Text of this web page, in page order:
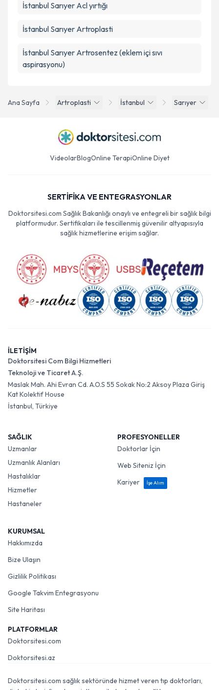
Ana Sayfa Artroplasti İstanbul Sarıyer
İstanbul Sarıyer Acl yırtığı
İstanbul Sarıyer Artroplasti
İstanbul Sarıyer Artrosentez (eklem içi sıvı
aspirasyonu)
VideolarBlogOnline TerapiOnline Diyet
SERTİFİKA VE ENTEGRASYONLAR
Doktorsitesi.com Sağlık Bakanlığı onaylı ve entegreli bir sağlık bilgi
platformudur. Sertifikaları ile tescillenmiş güvenilir altyapısıyla
sağlık hizmetlerine erişim sağlar.
İLETİŞİM
Doktorsitesi Com Bilgi Hizmetleri
Teknoloji ve Ticaret A.Ş.
Maslak Mah. Ahi Evran Cd. A.O.S 55 Sokak No:2 Aksoy Plaza Giriş
Kat Kolektif House
İstanbul, Türkiye
SAĞLIK
Uzmanlar
Uzmanlık Alanları
Hastalıklar
Hizmetler
Hastaneler
PROFESYONELLER
Doktorlar İçin
Web Siteniz İçin
Kariyer
İşe Alım
KURUMSAL
Hakkımızda
Bize Ulaşın
Gizlilik Politikası
Google Takvim Entegrasyonu
Site Haritası
PLATFORMLAR
Doktorsitesi.com
Doktorsitesi.az
Doktorsitesi.com sağlık sektöründe hizmet veren tıp doktorları,